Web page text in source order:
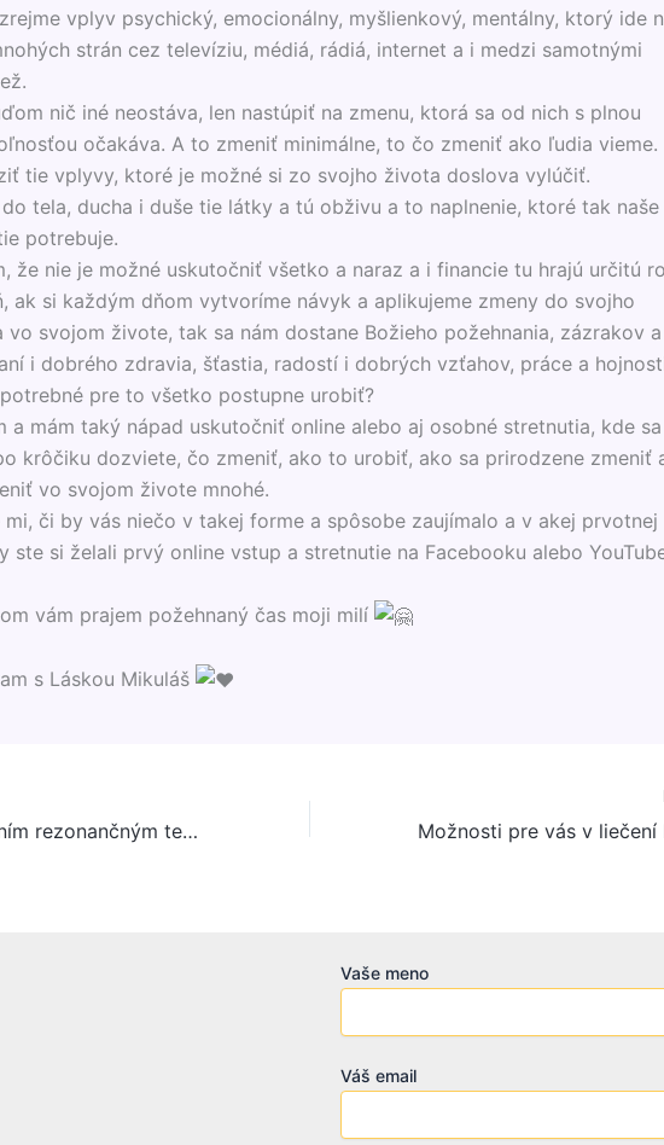
vplyv psychický, emocionálny, myšlienkový, mentálny, ktorý ide
strán cez televíziu, médiá, rádiá, internet a i medzi samotnými
nič iné neostáva, len nastúpiť na zmenu, ktorá sa od nich s plnou
očakáva. A to zmeniť minimálne, to čo zmeniť ako ľudia vieme.
tie vplyvy, ktoré je možné si zo svojho života doslova vylúčiť.
tela, ducha i duše tie látky a tú obživu a to naplnenie, ktoré tak naše
potrebuje.
že nie je možné uskutočniť všetko a naraz a i financie tu hrajú určitú
ak si každým dňom vytvoríme návyk a aplikujeme zmeny do svojho
vo svojom živote, tak sa nám dostane Božieho požehnania, zázrakov a
i dobrého zdravia, šťastia, radostí i dobrých vzťahov, práce a
pre to všetko postupne urobiť?
a mám taký nápad uskutočniť online alebo aj osobné stretnutia, kde sa
krôčiku dozviete, čo zmeniť, ako to urobiť, ako sa prirodzene zmeniť
vo svojom živote mnohé.
mi, či by vás niečo v takej forme a spôsobe zaujímalo a v akej prvotnej
ste si želali prvý online vstup a stretnutie na Facebooku alebo
vám prajem požehnaný čas moji milí
s Láskou Mikuláš
Pomoc liečením rezonančným terapeutickým programom cez Medicínsky prostriedok HEALY
Vaše meno
Váš email